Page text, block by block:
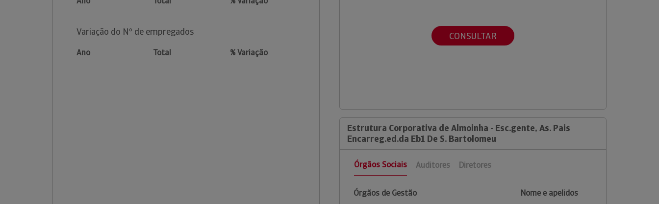
Variação do Nº de empregados
Ano Total % Variação
CONSULTAR
Estrutura Corporativa de Almoinha - Esc.gente, As. Pais
Encarreg.ed.da Eb1 De S. Bartolomeu
Órgãos Sociais Auditores Diretores
Órgãos de Gestão Nome e apelidos